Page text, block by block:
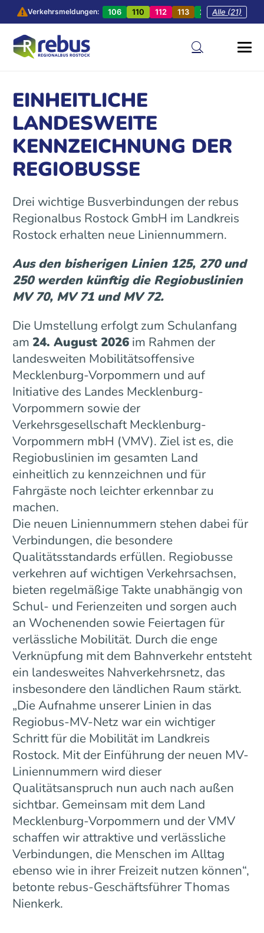
Verkehrsmeldungen: 106 110 112 113 201 202
Alle (21)
EINHEITLICHE
LANDESWEITE
KENNZEICHNUNG DER
REGIOBUSSE
Drei wichtige Busverbindungen der rebus
Regionalbus Rostock GmbH im Landkreis
Rostock erhalten neue Liniennummern.
Aus den bisherigen Linien 125, 270 und
250 werden künftig die Regiobuslinien
MV 70, MV 71 und MV 72.
Die Umstellung erfolgt zum Schulanfang
am 24. August 2026im Rahmen der
landesweiten Mobilitätsoffensive
Mecklenburg-Vorpommern und auf
Initiative des Landes Mecklenburg-
Vorpommern sowie der
Verkehrsgesellschaft Mecklenburg-
Vorpommern mbH (VMV). Ziel ist es, die
Regiobuslinien im gesamten Land
einheitlich zu kennzeichnen und für
Fahrgäste noch leichter erkennbar zu
machen.
Die neuen Liniennummern stehen dabei für
Verbindungen, die besondere
Qualitätsstandards erfüllen. Regiobusse
verkehren auf wichtigen Verkehrsachsen,
bieten regelmäßige Takte unabhängig von
Schul- und Ferienzeiten und sorgen auch
an Wochenenden sowie Feiertagen für
verlässliche Mobilität. Durch die enge
Verknüpfung mit dem Bahnverkehr entsteht
ein landesweites Nahverkehrsnetz, das
insbesondere den ländlichen Raum stärkt.
„Die Aufnahme unserer Linien in das
Regiobus-MV-Netz war ein wichtiger
Schritt für die Mobilität im Landkreis
Rostock. Mit der Einführung der neuen MV-
Liniennummern wird dieser
Qualitätsanspruch nun auch nach außen
sichtbar. Gemeinsam mit dem Land
Mecklenburg-Vorpommern und der VMV
schaffen wir attraktive und verlässliche
Verbindungen, die Menschen im Alltag
ebenso wie in ihrer Freizeit nutzen können“,
betonte rebus-Geschäftsführer Thomas
Nienkerk.